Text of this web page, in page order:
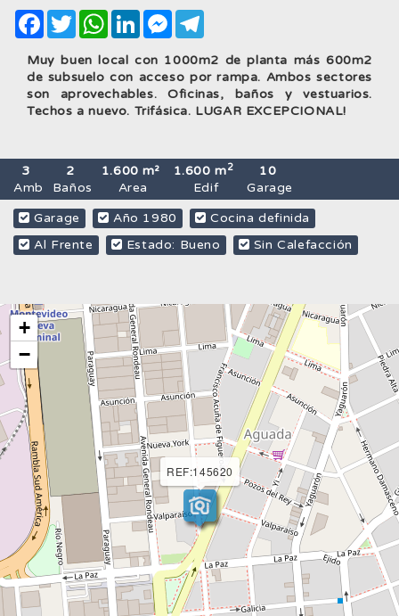
Facebook
TwitterWhatsApp
LinkedInMessenger
Muy buen local con 1000m2 de planta más 600m2
de subsuelo con acceso por rampa. Ambos sectores
son aprovechables. Oficinas, baños y vestuarios.
Techos a nuevo. Trifásica. LUGAR EXCEPCIONAL!
3
Amb
2
Baños
1.600 m²
Area
1.600 m2
Edif
10
Garage
Garage
Año 1980
Cocina definida
Al Frente
Estado: Bueno Sin Calefacción
REF:145620
+
−